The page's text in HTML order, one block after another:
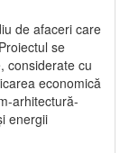
de afaceri care
se
considerate cu
economică
arhitectură-
energii